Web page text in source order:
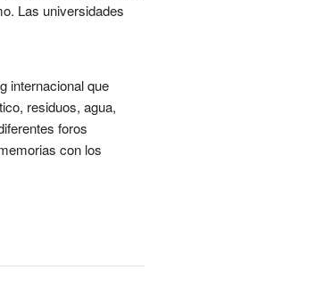
Las universidades
internacional que
residuos, agua,
foros
con los